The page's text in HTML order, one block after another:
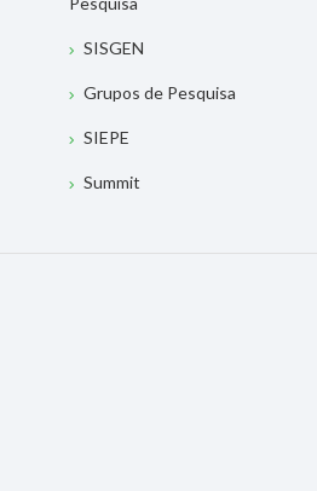
SISGEN
Grupos de Pesquisa
SIEPE
Summit